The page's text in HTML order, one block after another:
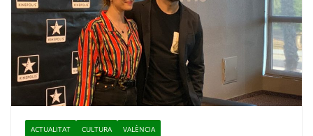
ACTUALITAT CULTURA VALÈNCIA